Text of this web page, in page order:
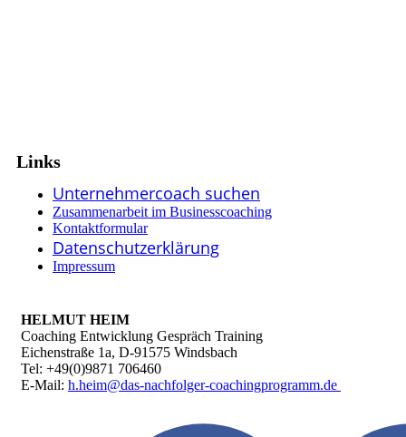
Links
Unternehmercoach suchen
Zusammenarbeit im Businesscoaching
Kontaktformular
Datenschutzerklärung
Impressum
HELMUT HEIM
Coaching Entwicklung Gespräch Training
Eichenstraße 1a, D-91575 Windsbach
Tel: +49(0)9871 706460
E-Mail: h.heim@das-nachfolger-coachingprogramm.de